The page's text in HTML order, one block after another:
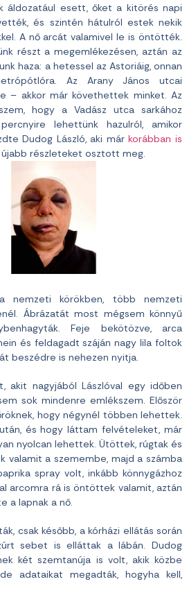
áldozatául esett, őket a kitörés napi
és szintén hátulról estek nekik
A nő arcát valamivel le is öntötték.
részt a megemlékezésen, aztán az
haza: a hetessel az Astoriáig, onnan
Az Arany János utcai
– akkor már követhettek minket. Az
hogy a Vadász utca sarkához
lehettünk hazulról, amikor
Dudog László, aki márkorábban is
részleteket osztott meg.
körökben, több nemzeti
Ábrázatát most mégsem könnyű
Feje bekötözve, arca
és feldagadt száján nagy lila foltok
beszédre is nehezen nyitja.
akit nagyjából Lászlóval egy időben
sok mindenre emlékszem. Először
hogy négynél többen lehettek.
és hogy láttam felvételeket, már
nyolcan lehettek. Ütöttek, rúgtak és
valamit a szemembe, majd a számba
spray volt, inkább könnygázhoz
arcomra rá is öntöttek valamit, aztán
a lapnak a nő.
csak később, a kórházi ellátás során
sebet is elláttak a lábán. Dudog
két szemtanúja is volt, akik közbe
adataikat megadták, hogyha kell,